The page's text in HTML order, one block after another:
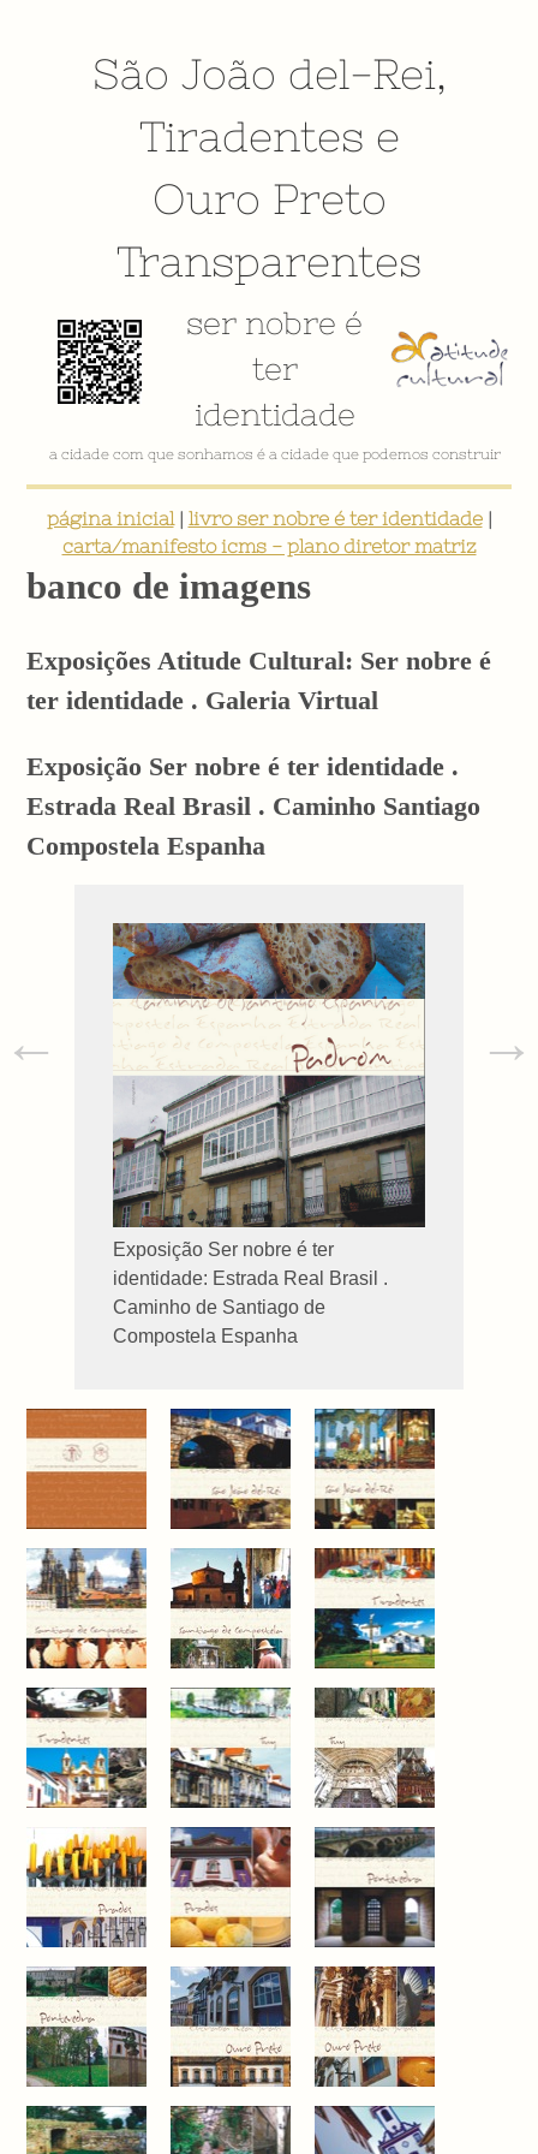
São João del-Rei,
Tiradentes e
Ouro Preto
Transparentes
ser nobre é
ter
identidade
a cidade com que sonhamos é a cidade que podemos construir
página inicial| livro ser nobre é ter identidade|
carta/manifesto icms - plano diretor matriz
banco de imagens
Exposições Atitude Cultural: Ser nobre é
ter identidade . Galeria Virtual
Exposição Ser nobre é ter identidade .
Estrada Real Brasil . Caminho Santiago
Compostela Espanha
Exposição Ser nobre é ter
identidade: Estrada Real Brasil .
Caminho de Santiago de
Compostela Espanha
← →